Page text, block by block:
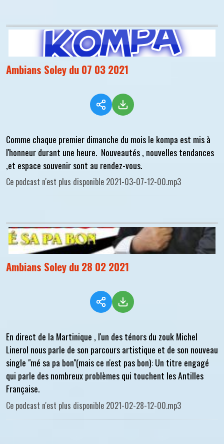
Ambians Soley du 07 03 2021
Comme chaque premier dimanche du mois le kompa est mis à
l'honneur durant une heure. Nouveautés , nouvelles tendances
,et espace souvenir sont au rendez-vous.
Ce podcast n'est plus disponible 2021-03-07-12-00.mp3
Ambians Soley du 28 02 2021
En direct de la Martinique , l'un des ténors du zouk Michel
Linerol nous parle de son parcours artistique et de son nouveau
single "mé sa pa bon"(mais ce n'est pas bon): Un titre engagé
qui parle des nombreux problèmes qui touchent les Antilles
Française.
Ce podcast n'est plus disponible 2021-02-28-12-00.mp3